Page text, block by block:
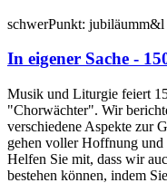
schwerPunkt: jubiläumm&l
In eigener Sache -
Musik und Liturgie feiert
"Chorwächter". Wir
verschiedene Aspekte zur
gehen voller Hoffnung und
Helfen Sie mit, dass wir
bestehen können, indem